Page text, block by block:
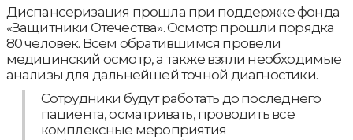
Диспансеризация прошла при поддержке фонда
«Защитники Отечества». Осмотр прошли порядка
80 человек. Всем обратившимся провели
медицинский осмотр, а также взяли необходимые
анализы для дальнейшей точной диагностики.
Сотрудники будут работать до последнего
пациента, осматривать, проводить все
комплексные мероприятия